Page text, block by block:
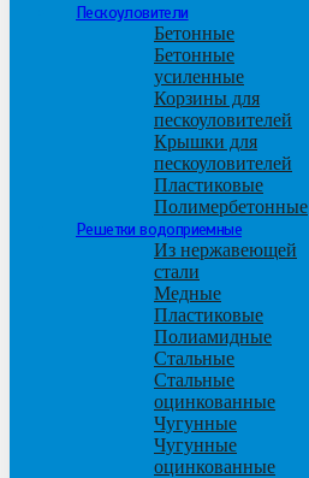
Пескоуловители
Бетонные
Бетонные
усиленные
Корзины для
пескоуловителей
Крышки для
пескоуловителей
Пластиковые
Полимербетонные
Решетки водоприемные
Из нержавеющей
стали
Медные
Пластиковые
Полиамидные
Стальные
Стальные
оцинкованные
Чугунные
Чугунные
оцинкованные